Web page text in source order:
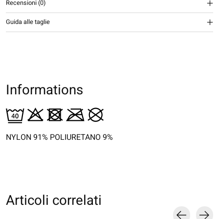
Recensioni (0)
Guida alle taglie
Informations
NYLON 91% POLIURETANO 9%
Articoli correlati